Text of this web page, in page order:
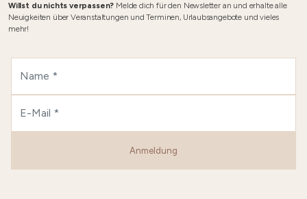
Willst du nichts verpassen? Melde dich für den Newsletter an und erhalte alle
Neuigkeiten über Veranstaltungen und Terminen, Urlaubsangebote und vieles
mehr!
Anmeldung